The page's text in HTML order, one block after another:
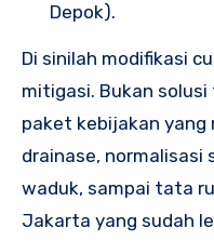
Depok).
Di sinilah modifikasi
mitigasi. Bukan
paket kebijakan yang
drainase, normalisasi
waduk, sampai tata
Jakarta yang sudah